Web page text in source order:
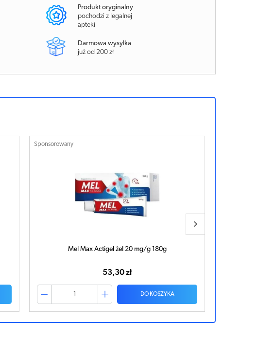
Produkt oryginalny
pochodzi z legalnej
apteki
Darmowa wysyłka
już od 200 zł
Sponsorowany
Mel Max 15mg x 10 tabletek ulegających rozpadowi w
13,50 zł
DO KOSZYKA